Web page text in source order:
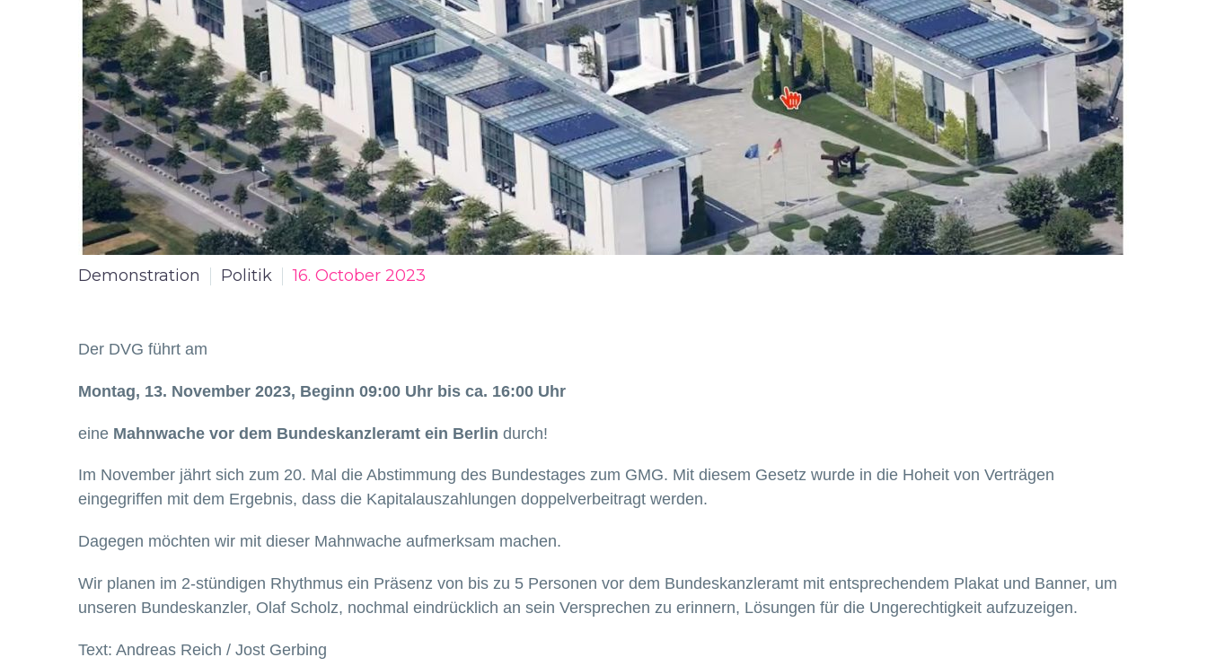
Demonstration Politik 16. October 2023
Der DVG führt am
Montag, 13. November 2023, Beginn 09:00 Uhr bis ca. 16:00 Uhr
eine Mahnwache vor dem Bundeskanzleramt ein Berlin durch!
Im November jährt sich zum 20. Mal die Abstimmung des Bundestages zum GMG. Mit diesem Gesetz wurde in die Hoheit von Verträgen
eingegriffen mit dem Ergebnis, dass die Kapitalauszahlungen doppelverbeitragt werden.
Dagegen möchten wir mit dieser Mahnwache aufmerksam machen.
Wir planen im 2-stündigen Rhythmus ein Präsenz von bis zu 5 Personen vor dem Bundeskanzleramt mit entsprechendem Plakat und Banner, um
unseren Bundeskanzler, Olaf Scholz, nochmal eindrücklich an sein Versprechen zu erinnern, Lösungen für die Ungerechtigkeit aufzuzeigen.
Text: Andreas Reich / Jost Gerbing